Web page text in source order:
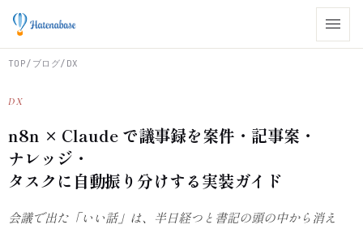
TOP/ ブログ/ DX
DX
n8n × Claude で議事録を案件・記事案・
ナレッジ・
タスクに自動振り分けする実装ガイド
会議で出た「いい話」は、半日経つと書記の頭の中から消え